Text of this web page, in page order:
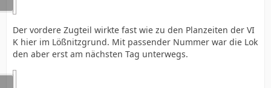
Der vordere Zugteil wirkte fast wie zu den Planzeiten der VI
K hier im Lößnitzgrund. Mit passender Nummer war die Lok
den aber erst am nächsten Tag unterwegs.